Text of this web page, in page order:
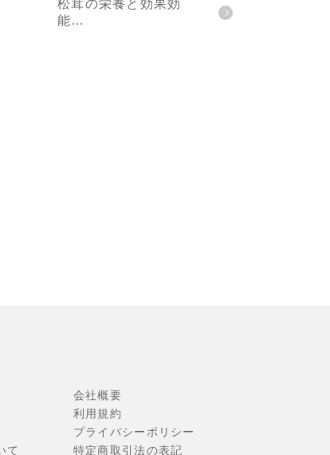
松茸の栄養と効果効
能…
て
会社概要
利⽤規約
プライバシーポリシー
特定商取引法の表記